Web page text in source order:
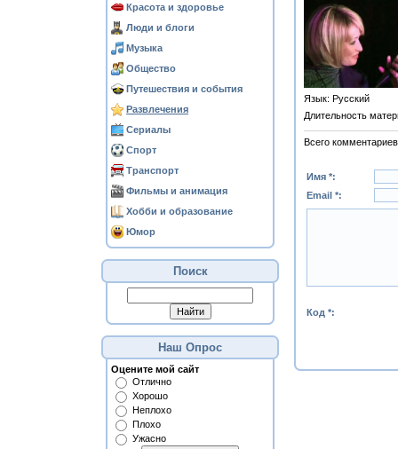
Красота и здоровье
Люди и блоги
Музыка
Общество
Путешествия и события
Развлечения
Сериалы
Спорт
Транспорт
Фильмы и анимация
Хобби и образование
Юмор
Поиск
Наш Опрос
Оцените мой сайт
Отлично
Хорошо
Неплохо
Плохо
Ужасно
Язык: Русский
Длительность
Всего комментариев
Имя *:
Email *:
Код *: